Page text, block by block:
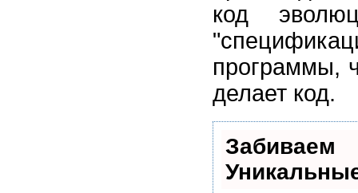
код
программы,
делает код.